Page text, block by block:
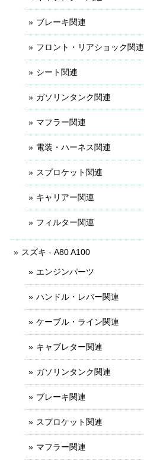
ブレーキ関連
フロント・リアショック関連
シート関連
ガソリンタンク関連
マフラー関連
電装・ハーネス関連
スプロケット関連
キャリアー関連
フィルター関連
スズキ - A80 A100
エンジンパーツ
ハンドル・レバー関連
ケーブル・ライン関連
キャブレター関連
ガソリンタンク関連
ブレーキ関連
スプロケット関連
マフラー関連